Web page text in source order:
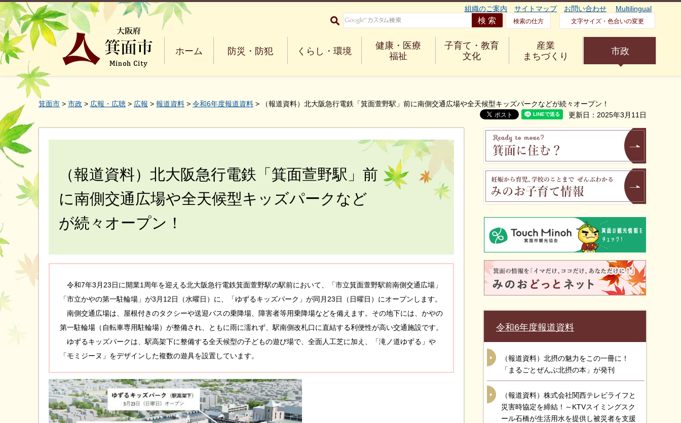
大阪府箕面市 Minoh City
組織のご案内 サイトマップ お問い合わせ Multilingual
検索の仕方 文字サイズ・色合いの変更
ホーム 防災・防犯 くらし・環境
健康・医療
福祉
子育て・教育
文化
産業
まちづくり
市政
箕面市 > 市政 > 広報・広聴 > 広報 > 報道資料 > 令和6年度報道資料 > （報道資料）北大阪急行電鉄「箕面萱野駅」前に南側交通広場や全天候型キッズパークなどが続々オープン！
更新日：2025年3月11日
（報道資料）北大阪急行電鉄「箕面萱野駅」前
に南側交通広場や全天候型キッズパークなど
が続々オープン！
令和7年3月23日に開業1周年を迎える北大阪急行電鉄箕面萱野駅の駅前において、「市立箕面萱野駅前南側交通広場」
「市立かやの第一駐輪場」が3月12日（水曜日）に、「ゆずるキッズパーク」が同月23日（日曜日）にオープンします。
南側交通広場は、屋根付きのタクシーや送迎バスの乗降場、障害者等用乗降場などを備えます。その地下には、かやの
第一駐輪場（自転車専用駐輪場）が整備され、ともに雨に濡れず、駅南側改札口に直結する利便性が高い交通施設です。
ゆずるキッズパークは、駅高架下に整備する全天候型の子どもの遊び場で、全面人工芝に加え、「滝ノ道ゆずる」や
「モミジーヌ」をデザインした複数の遊具を設置しています。
令和6年度報道資料
（報道資料）北摂の魅力をこの一冊に！
「まるごとぜんぶ北摂の本」が発刊
（報道資料）株式会社関西テレビライフと
災害時協定を締結！～KTVスイミングスク
ール石橋が生活用水を提供し被災者を支援